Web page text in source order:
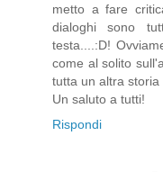
metto a fare
dialoghi sono
testa....:D!
come al solito
tutta un altra storia
Un saluto a tutti!
Rispondi